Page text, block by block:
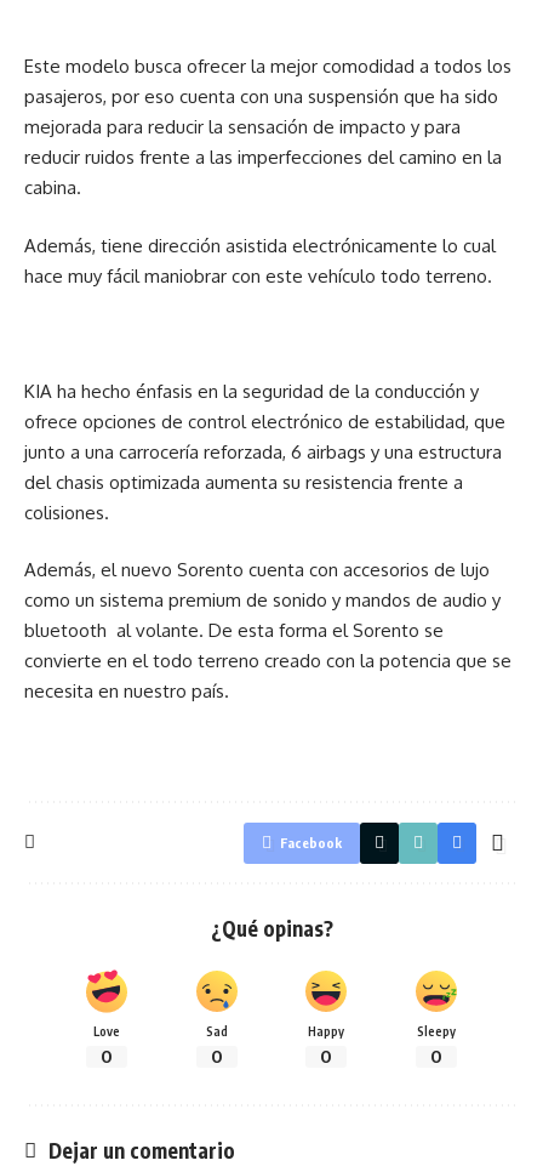
Este modelo busca ofrecer la mejor comodidad a todos los
pasajeros, por eso cuenta con una suspensión que ha sido
mejorada para reducir la sensación de impacto y para
reducir ruidos frente a las imperfecciones del camino en la
cabina.
Además, tiene dirección asistida electrónicamente lo cual
hace muy fácil maniobrar con este vehículo todo terreno.
KIA ha hecho énfasis en la seguridad de la conducción y
ofrece opciones de control electrónico de estabilidad, que
junto a una carrocería reforzada, 6 airbags y una estructura
del chasis optimizada aumenta su resistencia frente a
colisiones.
Además, el nuevo Sorento cuenta con accesorios de lujo
como un sistema premium de sonido y mandos de audio y
bluetooth al volante. De esta forma el Sorento se
convierte en el todo terreno creado con la potencia que se
necesita en nuestro país.
Facebook
¿Qué opinas?
Love
0
Sad
0
Happy
0
Sleepy
0
Dejar un comentario